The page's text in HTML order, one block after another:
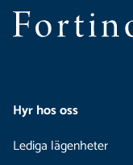
Hyr hos oss
Lediga lägenheter